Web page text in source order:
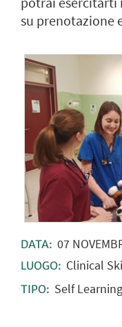
su prenotazione
DATA: 07
LUOGO: Clinical
TIPO: Self Learning